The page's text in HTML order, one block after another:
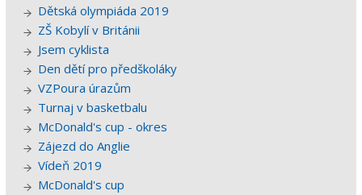
Dětská olympiáda 2019
ZŠ Kobylí v Británii
Jsem cyklista
Den dětí pro předškoláky
VZPoura úrazům
Turnaj v basketbalu
McDonald's cup - okres
Zájezd do Anglie
Vídeň 2019
McDonald's cup